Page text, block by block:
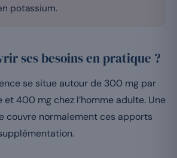
potassium.
ses besoins en pratique ?
se situe autour de 300 mg par
et 400 mg chez l’homme adulte. Une
couvre normalement ces apports